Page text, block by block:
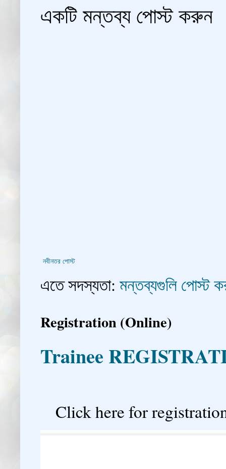
একটি মন্তব্য পোস্ট করুন
নবীনতর পোস্ট
এতে সদস্যতা: মন্তব্যগুলি পোস্ট
Registration (Online)
Trainee
Click here for